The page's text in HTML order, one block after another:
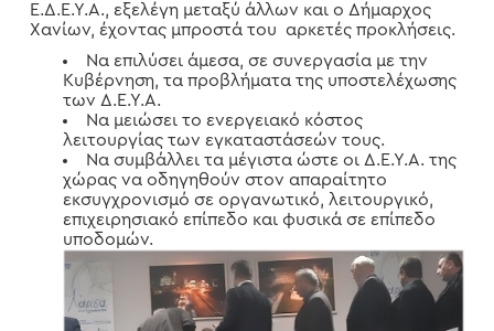
Ε.Δ.Ε.Υ.Α., εξελέγη μεταξύ άλλων και ο Δήμαρχος
Χανίων, έχοντας μπροστά του αρκετές προκλήσεις.
Να επιλύσει άμεσα, σε συνεργασία με την
Κυβέρνηση, τα προβλήματα της υποστελέχωσης
των Δ.Ε.Υ.Α.
Να μειώσει το ενεργειακό κόστος
λειτουργίας των εγκαταστάσεών τους.
Να συμβάλλει τα μέγιστα ώστε οι Δ.Ε.Υ.Α. της
χώρας να οδηγηθούν στον απαραίτητο
εκσυγχρονισμό σε οργανωτικό, λειτουργικό,
επιχειρησιακό επίπεδο και φυσικά σε επίπεδο
υποδομών.